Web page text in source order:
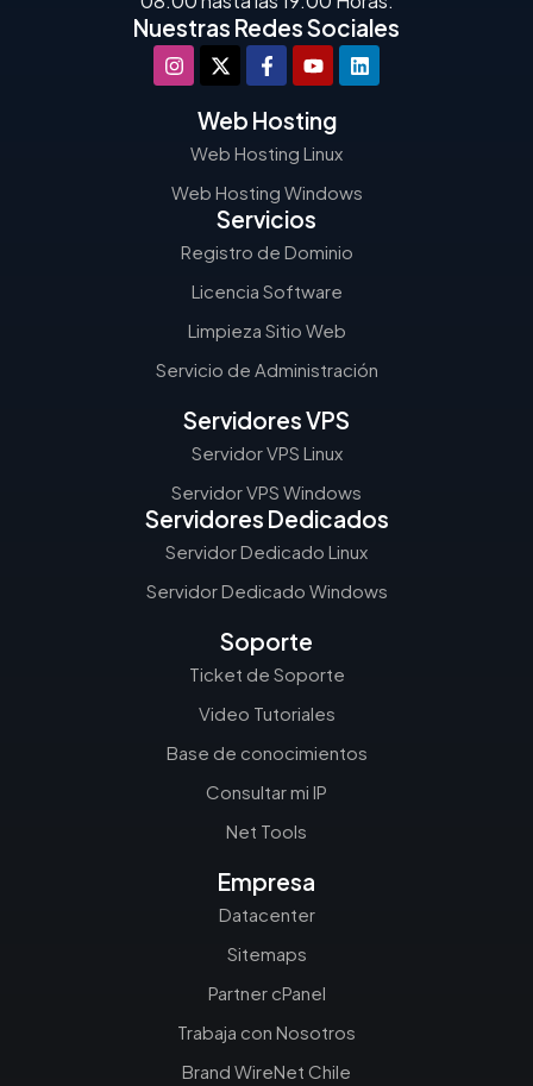
Nuestras Redes Sociales
Web Hosting
Web Hosting Linux
Web Hosting Windows
Servicios
Registro de Dominio
Licencia Software
Limpieza Sitio Web
Servicio de Administración
Servidores VPS
Servidor VPS Linux
Servidor VPS Windows
Servidores Dedicados
Servidor Dedicado Linux
Servidor Dedicado Windows
Soporte
Ticket de Soporte
Video Tutoriales
Base de conocimientos
Consultar mi IP
Net Tools
Empresa
Datacenter
Sitemaps
Partner cPanel
Trabaja con Nosotros
Brand WireNet Chile